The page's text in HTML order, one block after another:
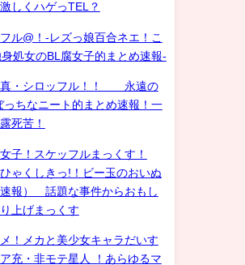
しくハゲっTEL？
ル@！-レズっ娘百合ネエ！こ
処女のBL腐女子的まとめ速報-
真・シロッフル！！ 永遠の
ちなニート的まとめ速報！一
死苦！
子！スケッフルまっくす！
ひゃくしきっ!！ビー玉のおいぬ
報） 話題な事件からおもし
上げまっくす
！メカと美少女キャラだいす
充・非モテ星人 ！あらゆるマ